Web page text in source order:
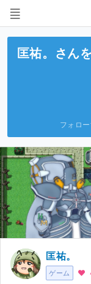
匡祐。 さん
フォロ
ゲーム
匡祐。